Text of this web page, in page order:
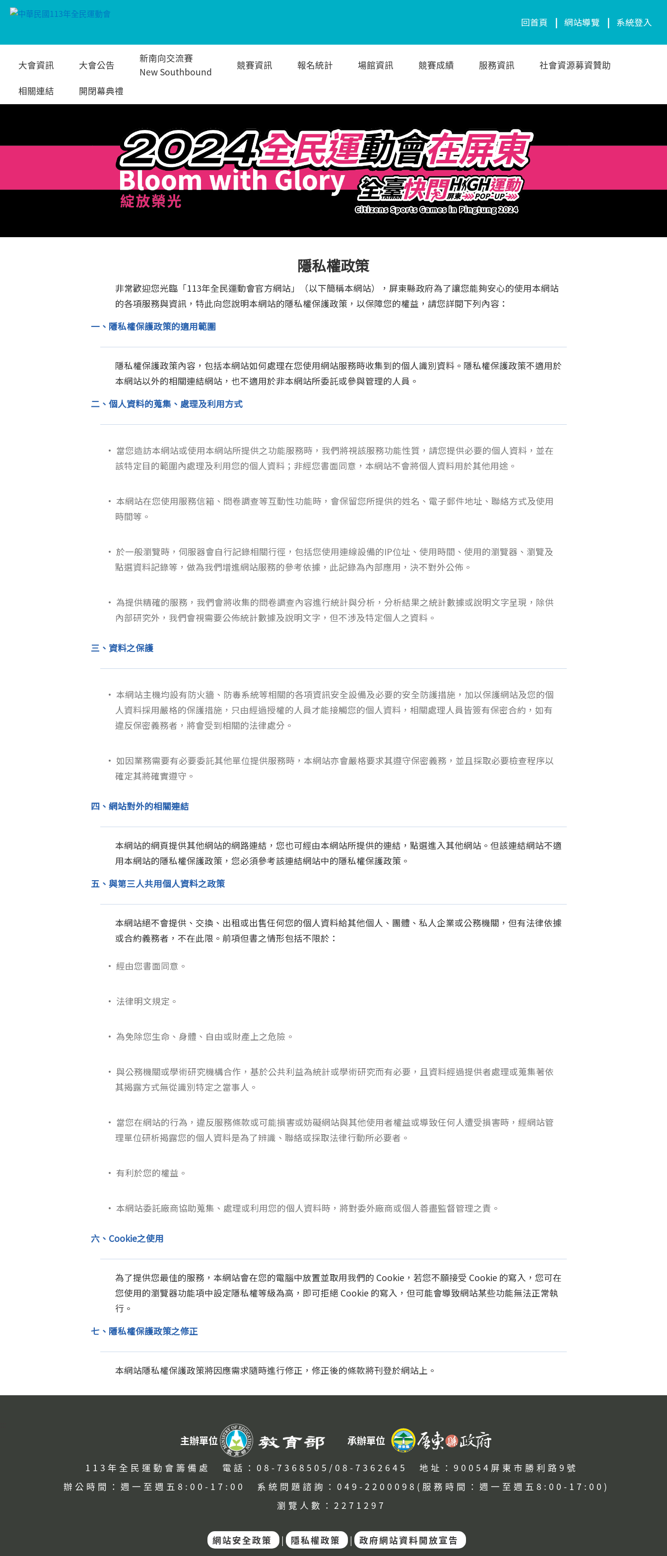
回首頁 | 網站導覽 | 系統登入
大會資訊 大會公告
新南向交流賽
New Southbound
競賽資訊 報名統計 場館資訊 競賽成績 服務資訊 社會資源募資贊助
相關連結 開閉幕典禮
隱私權政策
非常歡迎您光臨「113年全民運動會官方網站」（以下簡稱本網站），屏東縣政府為了讓您能夠安心的使用本網站
的各項服務與資訊，特此向您說明本網站的隱私權保護政策，以保障您的權益，請您詳閱下列內容：
一、隱私權保護政策的適用範圍
隱私權保護政策內容，包括本網站如何處理在您使用網站服務時收集到的個人識別資料。隱私權保護政策不適用於
本網站以外的相關連結網站，也不適用於非本網站所委託或參與管理的人員。
二、個人資料的蒐集、處理及利用方式
• 當您造訪本網站或使用本網站所提供之功能服務時，我們將視該服務功能性質，請您提供必要的個人資料，並在
該特定目的範圍內處理及利用您的個人資料；非經您書面同意，本網站不會將個人資料用於其他用途。
• 本網站在您使用服務信箱、問卷調查等互動性功能時，會保留您所提供的姓名、電子郵件地址、聯絡方式及使用
時間等。
• 於一般瀏覽時，伺服器會自行記錄相關行徑，包括您使用連線設備的IP位址、使用時間、使用的瀏覽器、瀏覽及
點選資料記錄等，做為我們增進網站服務的參考依據，此記錄為內部應用，決不對外公佈。
• 為提供精確的服務，我們會將收集的問卷調查內容進行統計與分析，分析結果之統計數據或說明文字呈現，除供
內部研究外，我們會視需要公佈統計數據及說明文字，但不涉及特定個人之資料。
三、資料之保護
• 本網站主機均設有防火牆、防毒系統等相關的各項資訊安全設備及必要的安全防護措施，加以保護網站及您的個
人資料採用嚴格的保護措施，只由經過授權的人員才能接觸您的個人資料，相關處理人員皆簽有保密合約，如有
違反保密義務者，將會受到相關的法律處分。
• 如因業務需要有必要委託其他單位提供服務時，本網站亦會嚴格要求其遵守保密義務，並且採取必要檢查程序以
確定其將確實遵守。
四、網站對外的相關連結
本網站的網頁提供其他網站的網路連結，您也可經由本網站所提供的連結，點選進入其他網站。但該連結網站不適
用本網站的隱私權保護政策，您必須參考該連結網站中的隱私權保護政策。
五、與第三人共用個人資料之政策
本網站絕不會提供、交換、出租或出售任何您的個人資料給其他個人、團體、私人企業或公務機關，但有法律依據
或合約義務者，不在此限。前項但書之情形包括不限於：
• 經由您書面同意。
• 法律明文規定。
• 為免除您生命、身體、自由或財產上之危險。
• 與公務機關或學術研究機構合作，基於公共利益為統計或學術研究而有必要，且資料經過提供者處理或蒐集著依
其揭露方式無從識別特定之當事人。
• 當您在網站的行為，違反服務條款或可能損害或妨礙網站與其他使用者權益或導致任何人遭受損害時，經網站管
理單位研析揭露您的個人資料是為了辨識、聯絡或採取法律行動所必要者。
• 有利於您的權益。
• 本網站委託廠商協助蒐集、處理或利用您的個人資料時，將對委外廠商或個人善盡監督管理之責。
六、Cookie之使用
為了提供您最佳的服務，本網站會在您的電腦中放置並取用我們的 Cookie，若您不願接受 Cookie 的寫入，您可在
您使用的瀏覽器功能項中設定隱私權等級為高，即可拒絕 Cookie 的寫入，但可能會導致網站某些功能無法正常執
行。
七、隱私權保護政策之修正
本網站隱私權保護政策將因應需求隨時進行修正，修正後的條款將刊登於網站上。
主辦單位 承辦單位
113年全民運動會籌備處 電話：08-7368505/08-7362645
地址：90054屏東市勝利路9號
辦公時間：週一至週五8:00-17:00
系統問題諮詢：049-2200098(服務時間：週一至週五8:00-17:00)
瀏覽人數：2271297
網站安全政策 | 隱私權政策 | 政府網站資料開放宣告